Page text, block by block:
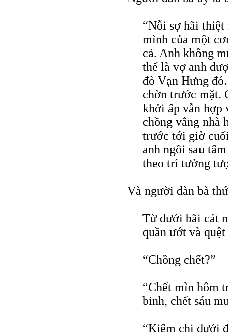
“Nỗi sợ hãi
mình của một
cả. Anh không
thể là vợ anh
đò Vạn Hưng
chờn trước mặt.
khởi ấp vẫn hợp
chồng vắng nhà
trước tới giờ
anh ngồi sau
theo trí tưởng
Và người đàn bà
Từ dưới bãi cát
quần ướt và
“Chồng chết?”
“Chết mìn hôm
binh, chết sáu
“Kiếm chi dưới